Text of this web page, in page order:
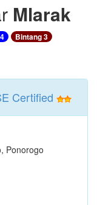
Mlarak
Bintang 3
Certified
Ponorogo